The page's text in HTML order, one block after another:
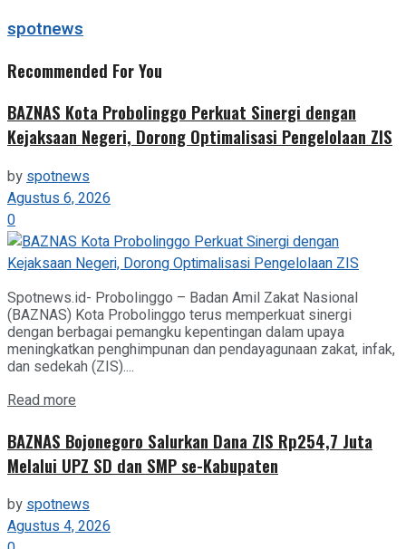
spotnews
Recommended For You
BAZNAS Kota Probolinggo Perkuat Sinergi dengan
Kejaksaan Negeri, Dorong Optimalisasi Pengelolaan ZIS
byspotnews
Agustus 6, 2026
0
Spotnews.id- Probolinggo – Badan Amil Zakat Nasional
(BAZNAS) Kota Probolinggo terus memperkuat sinergi
dengan berbagai pemangku kepentingan dalam upaya
meningkatkan penghimpunan dan pendayagunaan zakat, infak,
dan sedekah (ZIS)....
Read more
BAZNAS Bojonegoro Salurkan Dana ZIS Rp254,7 Juta
Melalui UPZ SD dan SMP se-Kabupaten
byspotnews
Agustus 4, 2026